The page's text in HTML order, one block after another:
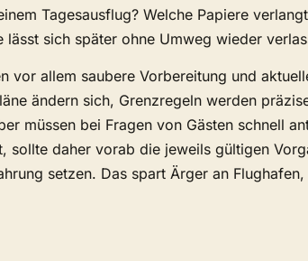
Tagesausflug? Welche Papiere
lässt sich später ohne Umweg wieder
vor allem saubere Vorbereitung und
ändern sich, Grenzregeln werden
müssen bei Fragen von Gästen schnell
sollte daher vorab die jeweils gültigen
setzen. Das spart Ärger an